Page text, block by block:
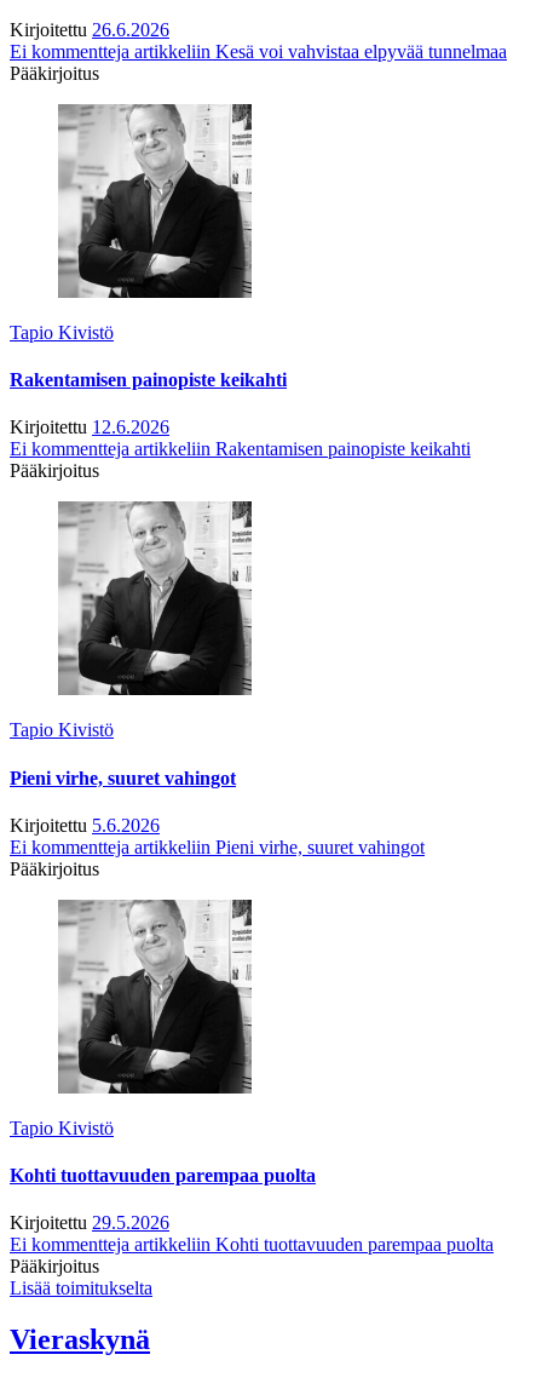
Kirjoitettu 26.6.2026
Ei kommentteja artikkeliin Kesä voi vahvistaa elpyvää tunnelmaa
Pääkirjoitus
Tapio Kivistö
Rakentamisen painopiste keikahti
Kirjoitettu 12.6.2026
Ei kommentteja artikkeliin Rakentamisen painopiste keikahti
Pääkirjoitus
Tapio Kivistö
Pieni virhe, suuret vahingot
Kirjoitettu 5.6.2026
Ei kommentteja artikkeliin Pieni virhe, suuret vahingot
Pääkirjoitus
Tapio Kivistö
Kohti tuottavuuden parempaa puolta
Kirjoitettu 29.5.2026
Ei kommentteja artikkeliin Kohti tuottavuuden parempaa puolta
Pääkirjoitus
Lisää toimitukselta
Vieraskynä